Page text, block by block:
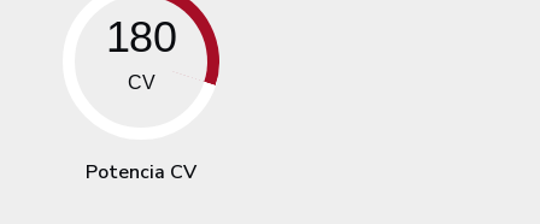
180
CV
Potencia CV